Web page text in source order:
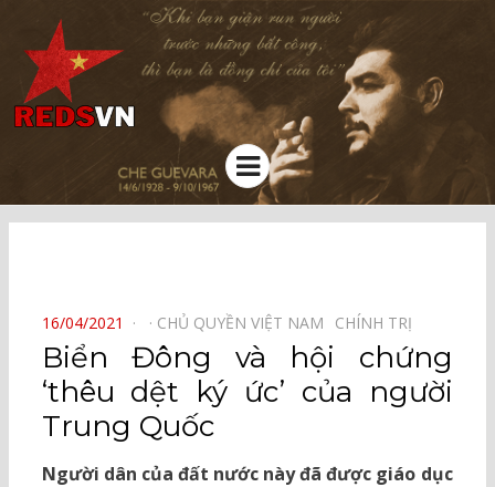
Kênh chia sẻ tri thức cộng đồng
Menu
POSTED
ON
16/04/2021 CHỦ QUYỀN VIỆT NAM⠀ CHÍNH TRỊ⠀
Biển Đông và hội chứng
‘thêu dệt ký ức’ của người
Trung Quốc
Người dân của đất nước này đã được giáo dục